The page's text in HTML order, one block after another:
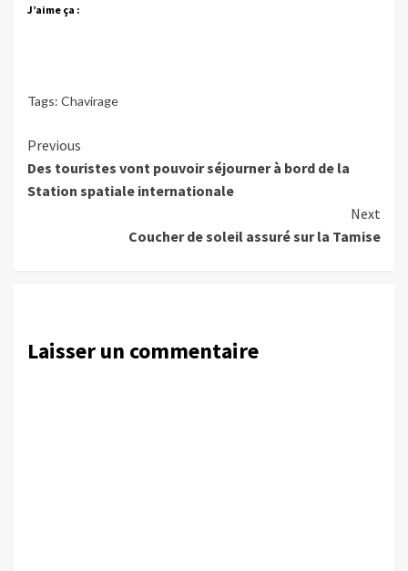
J’aime ça :
Tags: Chavirage
Continue
Reading
Previous
Des touristes vont pouvoir séjourner à bord de la
Station spatiale internationale
Next
Coucher de soleil assuré sur la Tamise
Laisser un commentaire